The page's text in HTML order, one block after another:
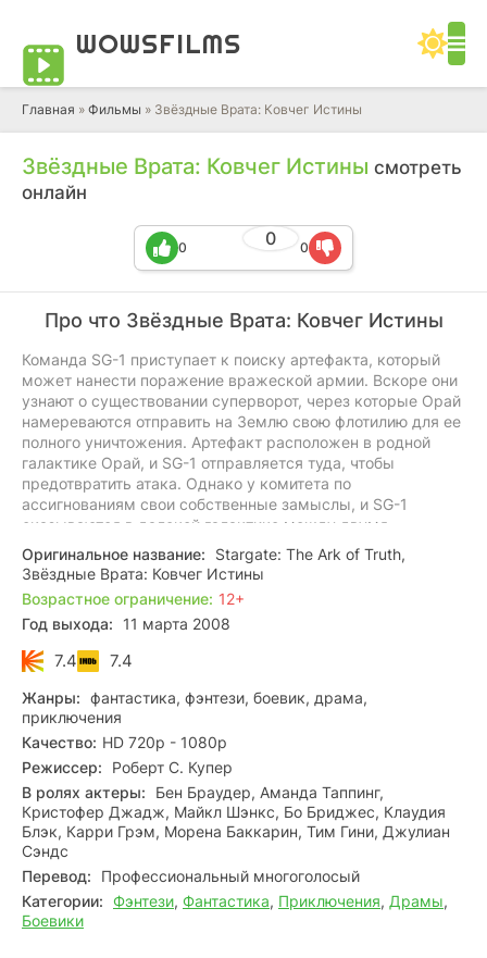
WOWSFILMS
Главная » Фильмы » Звёздные Врата: Ковчег Истины
Звёздные Врата: Ковчег Истины смотреть
онлайн
0
0 0
Про что Звёздные Врата: Ковчег Истины
Команда SG-1 приступает к поиску артефакта, который
может нанести поражение вражеской армии. Вскоре они
узнают о существовании суперворот, через которые Орай
намереваются отправить на Землю свою флотилию для ее
полного уничтожения. Артефакт расположен в родной
галактике Орай, и SG-1 отправляется туда, чтобы
предотвратить атака. Однако у комитета по
ассигнованиям свои собственные замыслы, и SG-1
оказываются в далекой галактике между двумя
мощными противниками…
Оригинальное название:
Stargate: The Ark of Truth,
Звёздные Врата: Ковчег Истины
Возрастное ограничение: 12+
Год выхода:
11 марта 2008
7.4 7.4
Жанры: фантастика, фэнтези, боевик, драма,
приключения
Качество: HD 720p - 1080p
Режиссер:
Роберт С. Купер
В ролях актеры:
Бен Браудер, Аманда Таппинг,
Кристофер Джадж, Майкл Шэнкс, Бо Бриджес, Клаудия
Блэк, Карри Грэм, Морена Баккарин, Тим Гини, Джулиан
Сэндс
Перевод:
Профессиональный многоголосый
Категории: Фэнтези, Фантастика, Приключения, Драмы,
Боевики